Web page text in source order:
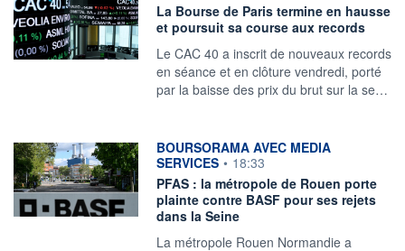
La Bourse de Paris termine en hausse
et poursuit sa course aux records
Le CAC 40 a inscrit de nouveaux records
en séance et en clôture vendredi, porté
par la baisse des prix du brut sur la se…
information fournie par
BOURSORAMA AVEC MEDIA
SERVICES • 18:33
PFAS : la métropole de Rouen porte
plainte contre BASF pour ses rejets
dans la Seine
La métropole Rouen Normandie a